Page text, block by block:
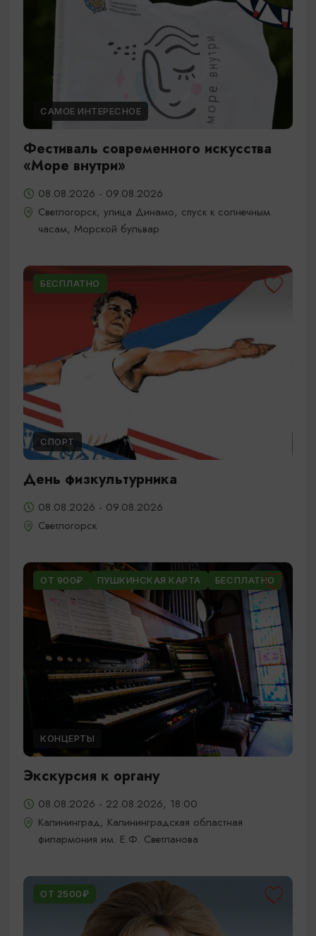
САМОЕ ИНТЕРЕСНОЕ
Фестиваль современного искусства
«Море внутри»
08.08.2026 - 09.08.2026
Светлогорск, улица Динамо, спуск к солнечным
часам, Морской бульвар
БЕСПЛАТНО
СПОРТ
День физкультурника
08.08.2026 - 09.08.2026
Светлогорск
ОТ 900₽ ПУШКИНСКАЯ КАРТА БЕСПЛАТНО
КОНЦЕРТЫ
Экскурсия к органу
08.08.2026 - 22.08.2026, 18:00
Калининград, Калининградская областная
филармония им. Е.Ф. Светланова
ОТ 2500₽